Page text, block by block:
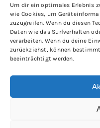
Um dir ein optimales Erlebnis
wie Cookies, um
zuzugreifen. Wenn du diesen
Daten wie das Surfverhalten
verarbeiten. Wenn du deine
zurückziehst, können
beeinträchtigt werden.
INFORMATION
Imprint
General Terms and
Data protection